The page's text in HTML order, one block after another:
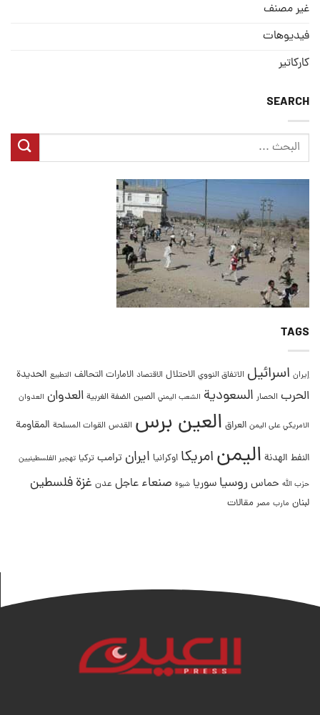
غير مصنف
فيديوهات
كاركاتير
SEARCH
TAGS
إيران اسرائيل الاتفاق النووي الاحتلال الاقتصاد الامارات التحالف التطبيع الحديدة
الحرب الحصار السعودية الشعب اليمني الصين الضفة الغربية العدوان العدوان
الامريكي على اليمن العراق العين برس القدس القوات المسلحة المقاومة
النفط الهدنة اليمنامريكا اوكرانيا ايران ترامب تركيا تهجير الفلسطينيين
حزب الله حماس روسيا سوريا شبوة صنعاء عاجل عدن غزةفلسطين
لبنان مارب مصر مقالات